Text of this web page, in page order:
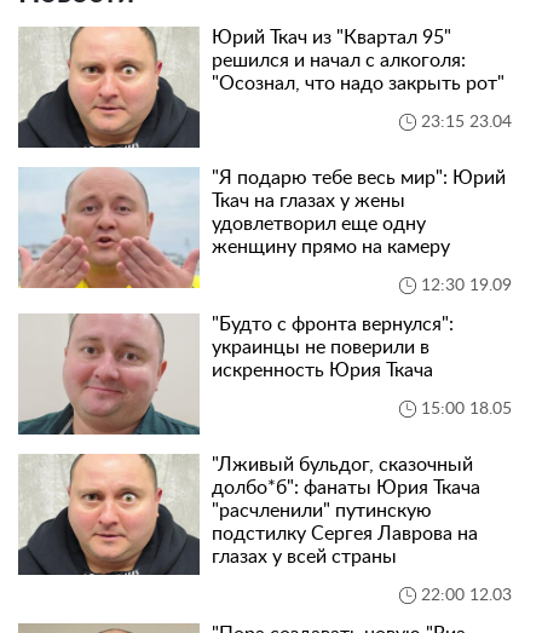
Юрий Ткач из "Квартал 95"
решился и начал с алкоголя:
"Осознал, что надо закрыть рот"
23:15 23.04
"Я подарю тебе весь мир": Юрий
Ткач на глазах у жены
удовлетворил еще одну
женщину прямо на камеру
12:30 19.09
"Будто с фронта вернулся":
украинцы не поверили в
искренность Юрия Ткача
15:00 18.05
"Лживый бульдог, сказочный
долбо*б": фанаты Юрия Ткача
"расчленили" путинскую
подстилку Сергея Лаврова на
глазах у всей страны
22:00 12.03